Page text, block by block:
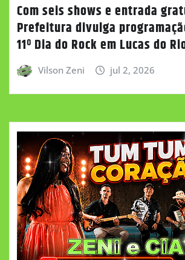
Com seis shows e entrada
Prefeitura divulga
11º Dia do Rock em Lucas do
Vilson Zeni jul 2, 2026